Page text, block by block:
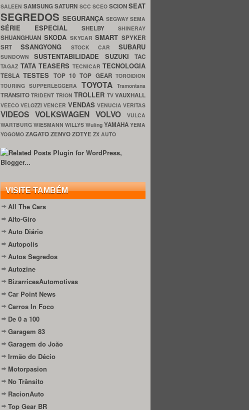
SALEENSAMSUNGSATURN SCC SCEO SCIONSEAT
SEGREDOSSEGURANÇA SEGWAYSEMA
SÉRIE ESPECIAL SHELBY SHINERAY
SHUANGHUAN SKODA SKYCARSMART SPYKER
SRTSSANGYONG STOCK CAR SUBARU
SUNDOWNSUSTENTABILIDADE SUZUKITAC
TAGAZ TATA TEASERS TECNICAR TECNOLOGIA
TESLATESTES TOP 10TOP GEARTOROIDION
TOURING SUPPERLEGGERA TOYOTATramontana
TRÂNSITOTRIDENT TRIONTROLLER TVVAUXHALL
VEECOVELOZZIVENCER VENDAS VENUCIAVERITAS
VIDEOS VOLKSWAGEN VOLVO
VULCA
WARTBURG WIESMANN WILLYS Wuling YAMAHA YEMA
YOGOMO ZAGATOZENVOZOTYE ZX AUTO
VISITE TAMBÉM
All The Cars
Alto-Giro
Auto Diário
Autopolis
Autos Segredos
Autozine
BizarricesAutomotivas
Car Point News
Carros In Foco
De 0 a 100
Garagem 83
Garagem do João
Irmão do Décio
Motorpasion
No Trânsito
RacionAuto
Top Gear BR